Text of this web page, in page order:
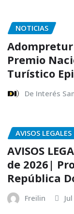
NOTICIAS
Premio
Turístico
De Interés
AVISOS LEGALES
AVISOS
de 2026|
República
Freilin